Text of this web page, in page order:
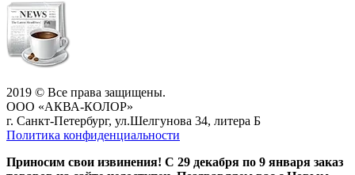
2019 © Все права защищены.
ООО «АКВА-КОЛОР»
г. Санкт-Петербург, ул.Шелгунова 34, литера Б
Политика конфиденциальности
Приносим свои извинения! С 29 декабря по 9 января заказ